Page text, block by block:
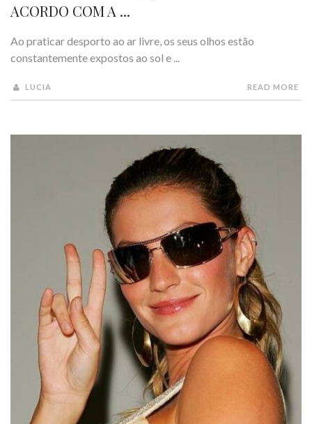
ACORDO COM A ...
Ao praticar desporto ao ar livre, os seus olhos estão
constantemente expostos ao sol e ...
LUCIA READ MORE